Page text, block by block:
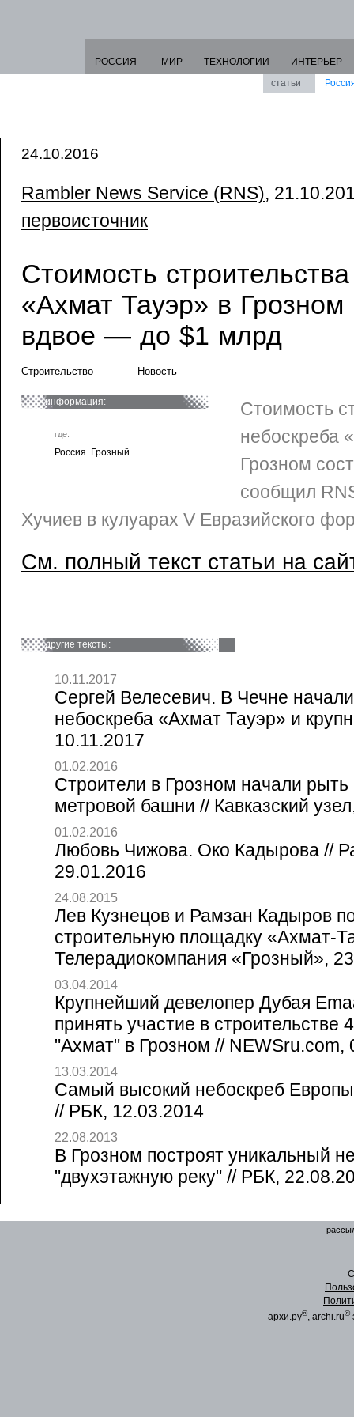
РОССИЯ МИР ТЕХНОЛОГИИ
ИНТЕРЬЕР
статьи
24.10.2016
Rambler News Service (RNS),
первоисточник
Стоимость
«Ахмат Тауэр» в
вдвое — до $1 млрд
Строительство Новость
информация:
где:
Россия. Грозный
Стоимость
небоскреба
Грозном
сообщил
Хучиев в кулуарах V Евразийского
См. полный текст статьи на
другие тексты:
10.11.2017
Сергей Велесевич. В Чечне
небоскреба «Ахмат Тауэр» и
10.11.2017
01.02.2016
Строители в Грозном начали рыть
метровой башни // Кавказский
01.02.2016
Любовь Чижова. Око Кадырова //
29.01.2016
24.08.2015
Лев Кузнецов и Рамзан Кадыров
строительную площадку «Ахмат-
Телерадиокомпания «Грозный»,
03.04.2014
Крупнейший девелопер Дубая
принять участие в
"Ахмат" в Грозном // NEWSru.com,
13.03.2014
Самый высокий небоскреб
// РБК, 12.03.2014
22.08.2013
В Грозном построят уникальный
"двухэтажную реку" // РБК,
архи.ру®, archi.ru®